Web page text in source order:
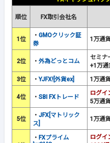
順位 FX取引会社名
1位
・ GMOクリック証
券
1万通
2位 ・ 外為どっとコム
セミナ
+1万通
3位 ・ YJFX![外貨ex] 1万通
4位 ・ SBI FXトレード
ログイ
5万通
5位
・ JFX[マトリック
ス]
1万通
・ FXプライム
ログイ